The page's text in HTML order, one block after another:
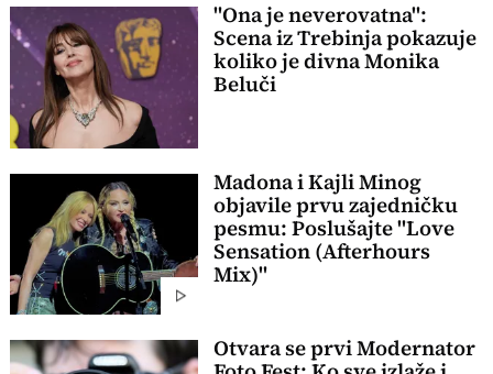
"Ona je neverovatna":
Scena iz Trebinja pokazuje
koliko je divna Monika
Beluči
Madona i Kajli Minog
objavile prvu zajedničku
pesmu: Poslušajte "Love
Sensation (Afterhours
Mix)"
Otvara se prvi Modernator